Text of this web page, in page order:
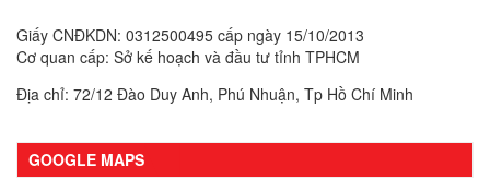
Giấy CNĐKDN: 0312500495 cấp ngày 15/10/2013
Cơ quan cấp: Sở kế hoạch và đầu tư tỉnh TPHCM
Địa chỉ: 72/12 Đào Duy Anh, Phú Nhuận, Tp Hồ Chí Minh
GOOGLE MAPS